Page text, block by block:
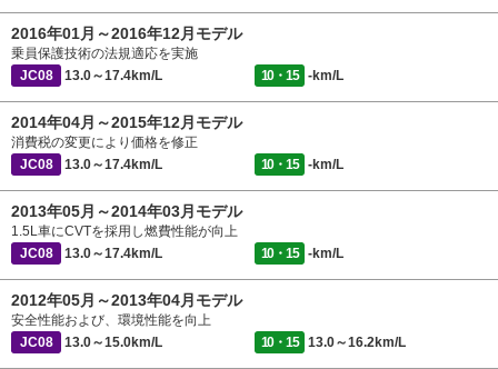
2016年01月～2016年12月モデル
乗員保護技術の法規適応を実施
JC08
13.0～17.4km/L 10・15 -km/L
2014年04月～2015年12月モデル
消費税の変更により価格を修正
JC08
13.0～17.4km/L 10・15 -km/L
2013年05月～2014年03月モデル
1.5L車にCVTを採用し燃費性能が向上
JC08
13.0～17.4km/L 10・15 -km/L
2012年05月～2013年04月モデル
安全性能および、環境性能を向上
JC08
13.0～15.0km/L 10・15 13.0～16.2km/L